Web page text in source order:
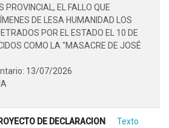
PROVINCIAL, EL FALLO QUE
DE LESA HUMANIDAD LOS
POR EL ESTADO EL 10 DE
COMO LA "MASACRE DE JOSÉ
13/07/2026
DE DECLARACION
Texto